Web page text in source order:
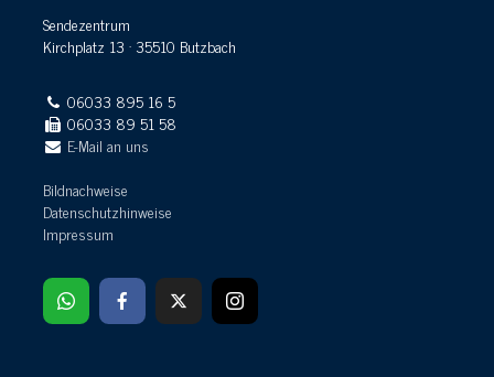
Sendezentrum
Kirchplatz 13 · 35510 Butzbach
06033 895 16 5
06033 89 51 58
E-Mail an uns
Bildnachweise
Datenschutzhinweise
Impressum